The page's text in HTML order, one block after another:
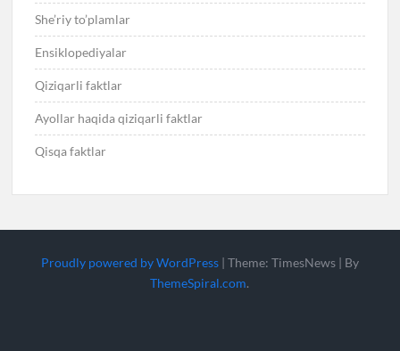
She’riy to’plamlar
Ensiklopediyalar
Qiziqarli faktlar
Ayollar haqida qiziqarli faktlar
Qisqa faktlar
Proudly powered by WordPress | Theme: TimesNews | By
ThemeSpiral.com.